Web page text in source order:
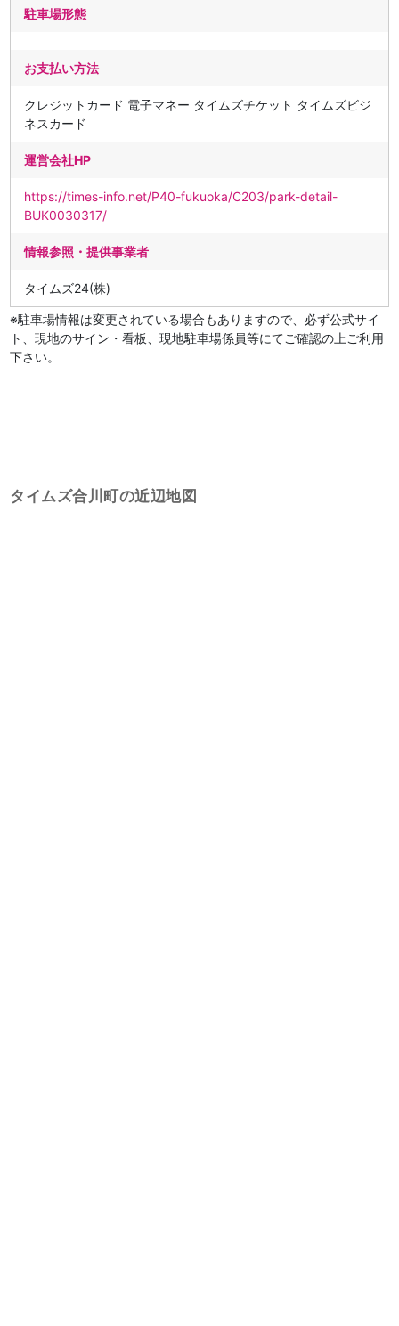
駐車場形態
お支払い方法
クレジットカード 電子マネー タイムズチケット タイムズビジ
ネスカード
運営会社HP
https://times-info.net/P40-fukuoka/C203/park-detail-
BUK0030317/
情報参照・提供事業者
タイムズ24(株)
※駐車場情報は変更されている場合もありますので、必ず公式サイ
ト、現地のサイン・看板、現地駐車場係員等にてご確認の上ご利用
下さい。
タイムズ合川町の近辺地図